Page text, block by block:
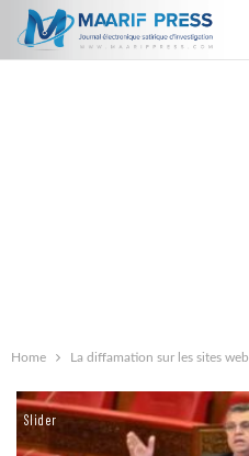
Home La diffamation sur les sites web
Slider